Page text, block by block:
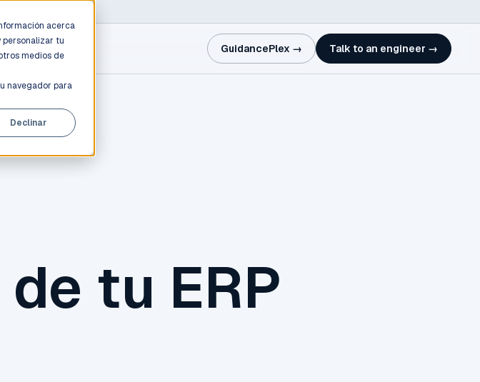
acerca
personalizar tu
medios de
navegador para
Declinar
GuidancePlex → Talk to an engineer →
tu ERP